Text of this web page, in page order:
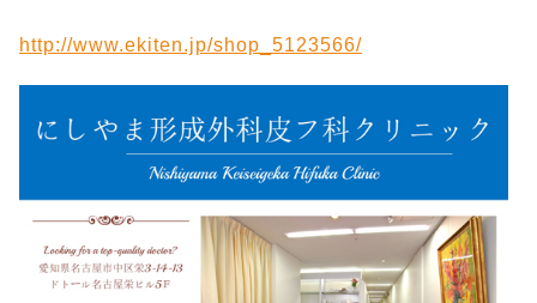
http://www.ekiten.jp/shop_5123566/